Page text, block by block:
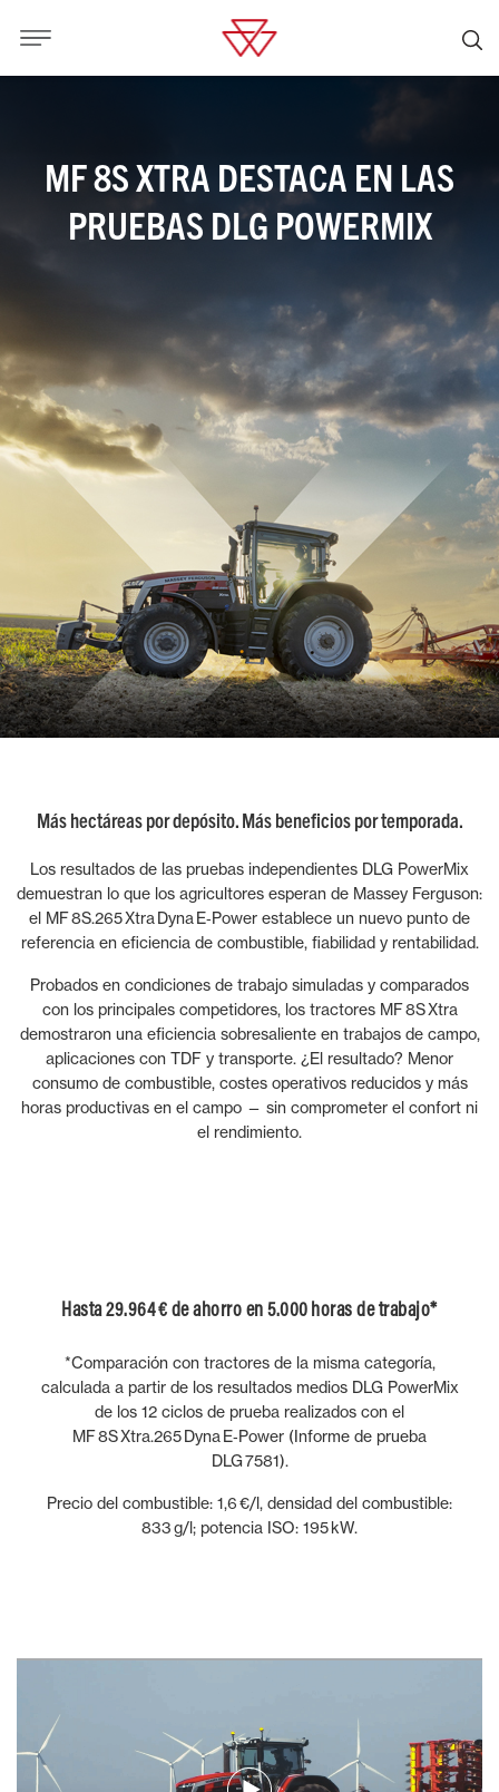
MF 8S XTRA DESTACA EN LAS
PRUEBAS DLG POWERMIX
Más hectáreas por depósito. Más beneficios por temporada.
Los resultados de las pruebas independientes DLG PowerMix
demuestran lo que los agricultores esperan de Massey Ferguson:
el MF 8S.265 Xtra Dyna E‑Power establece un nuevo punto de
referencia en eficiencia de combustible, fiabilidad y rentabilidad.
Probados en condiciones de trabajo simuladas y comparados
con los principales competidores, los tractores MF 8S Xtra
demostraron una eficiencia sobresaliente en trabajos de campo,
aplicaciones con TDF y transporte. ¿El resultado? Menor
consumo de combustible, costes operativos reducidos y más
horas productivas en el campo — sin comprometer el confort ni
el rendimiento.
Hasta 29.964 € de ahorro en 5.000 horas de trabajo*
*Comparación con tractores de la misma categoría,
calculada a partir de los resultados medios DLG PowerMix
de los 12 ciclos de prueba realizados con el
MF 8S Xtra.265 Dyna E‑Power (Informe de prueba
DLG 7581).
Precio del combustible: 1,6 €/l, densidad del combustible:
833 g/l; potencia ISO: 195 kW.